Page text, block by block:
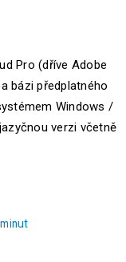
Pro (dříve Adobe
bázi předplatného
Windows /
verzi včetně